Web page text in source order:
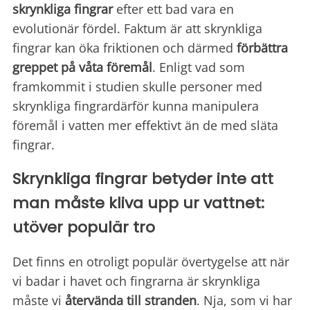
skrynkliga fingrarefter ett bad vara en
evolutionär fördel. Faktum är att skrynkliga
fingrar kan öka friktionen och därmed förbättra
greppet på våta föremål. Enligt vad som
framkommit i studien skulle personer med
skrynkliga fingrardärför kunna manipulera
föremål i vatten mer effektivt än de med släta
fingrar.
Skrynkliga fingrar betyder inte att
man måste kliva upp ur vattnet:
utöver populär tro
Det finns en otroligt populär övertygelse att när
vi badar i havet och fingrarna är skrynkliga
måste vi återvända till stranden. Nja, som vi har